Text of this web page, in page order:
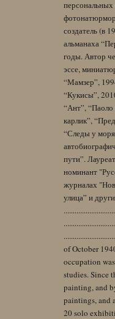
создатель (в
альманаха
годы. Автор
эссе,
“Мамзер”,
“Кукисы”,
“Ант”,
карлик”,
“Следы у
пути”.
номинант
журналах
улица” и
of October
occupation
studies. Since
painting, and
paintings, and
20 solo